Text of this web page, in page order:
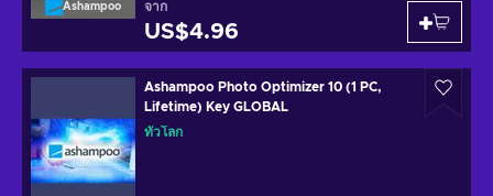
Ashampoo จาก
US$4.96
Ashampoo Photo Optimizer 10 (1 PC,
Lifetime) Key GLOBAL
ทั่วโลก